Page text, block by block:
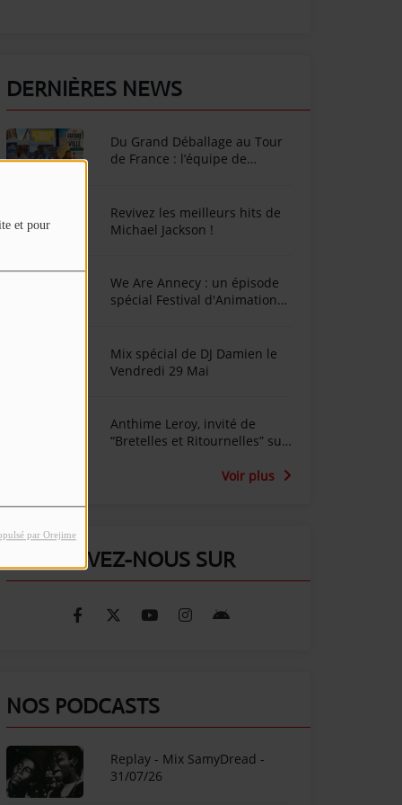
et pour
par Orejime
DERNIÈRES NEWS
Du Grand Déballage au Tour
de France : l’équipe de
Revivez les meilleurs hits de
Michael Jackson !
We Are Annecy : un épisode
spécial Festival d'Animation
Mix spécial de DJ Damien le
Vendredi 29 Mai
Anthime Leroy, invité de
“Bretelles et Ritournelles” sur
Voir plus
RETROUVEZ-NOUS SUR
NOS PODCASTS
Replay - Mix SamyDread -
31/07/26